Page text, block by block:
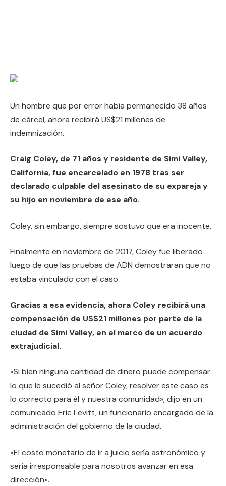
Un hombre que por error había permanecido 38 años
de cárcel, ahora recibirá US$21 millones de
indemnización.
Craig Coley, de 71 años y residente de Simi Valley,
California, fue encarcelado en 1978 tras ser
declarado culpable del asesinato de su expareja y
su hijo en noviembre de ese año.
Coley, sin embargo, siempre sostuvo que era inocente.
Finalmente en noviembre de 2017, Coley fue liberado
luego de que las pruebas de ADN demostraran que no
estaba vinculado con el caso.
Gracias a esa evidencia, ahora Coley recibirá una
compensación de US$21 millones por parte de la
ciudad de Simi Valley, en el marco de un acuerdo
extrajudicial.
«Si bien ninguna cantidad de dinero puede compensar
lo que le sucedió al señor Coley, resolver este caso es
lo correcto para él y nuestra comunidad», dijo en un
comunicado Eric Levitt, un funcionario encargado de la
administración del gobierno de la ciudad.
«El costo monetario de ir a juicio sería astronómico y
sería irresponsable para nosotros avanzar en esa
dirección».